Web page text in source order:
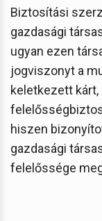
Biztosítási
gazdasági
ugyan ezen
jogviszonyt a
keletkezett
hiszen
gazdasági
felelőssége